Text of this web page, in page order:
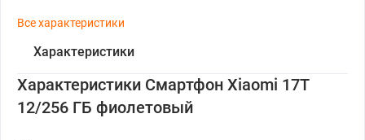
Все характеристики
Характеристики
Характеристики Смартфон Xiaomi 17T
12/256 ГБ фиолетовый